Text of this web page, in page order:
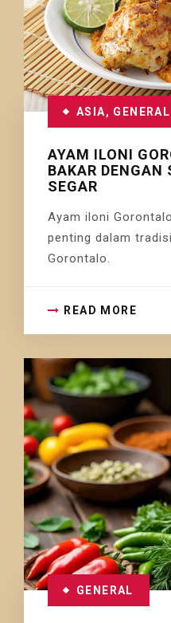
ASIA, GENERAL
AYAM ILONI
BAKAR DENGAN
SEGAR
Ayam iloni
penting dalam
Gorontalo.
READ MORE
GENERAL